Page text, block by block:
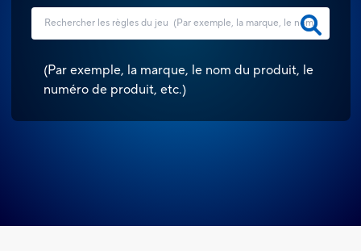
(Par exemple, la marque, le nom du produit, le
numéro de produit, etc.)